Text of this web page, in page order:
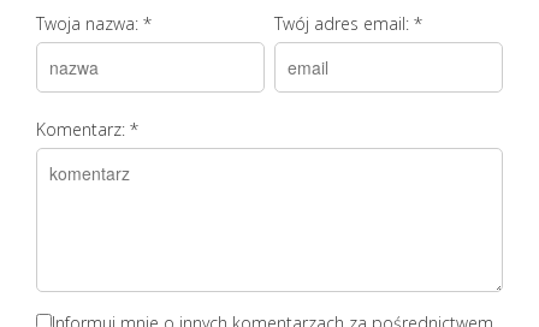
Twoja nazwa: * Twój adres email: *
Komentarz: *